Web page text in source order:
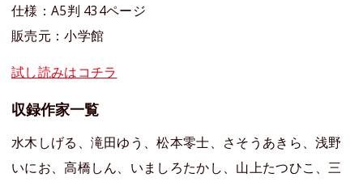
仕様：A5判 434ページ
販売元：小学館
試し読みはコチラ
収録作家一覧
水木しげる、滝田ゆう、松本零士、さそうあきら、浅野
いにお、高橋しん、いましろたかし、山上たつひこ、三